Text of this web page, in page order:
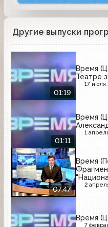
Другие выпуски
01:19
Время
Театре
17 июля
01:11
Время
1
07:47
Время
2
Время
7